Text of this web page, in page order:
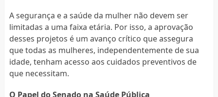
A segurança e a saúde da mulher não devem ser
limitadas a uma faixa etária. Por isso, a aprovação
desses projetos é um avanço crítico que assegura
que todas as mulheres, independentemente de sua
idade, tenham acesso aos cuidados preventivos de
que necessitam.
O Papel do Senado na Saúde Pública